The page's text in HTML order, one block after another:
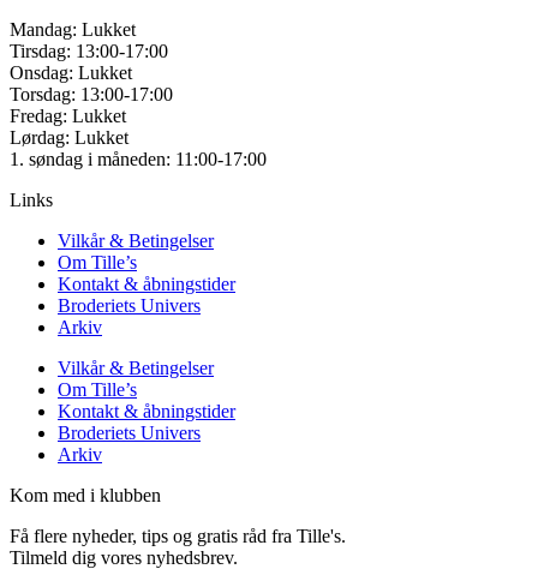
Mandag: Lukket
Tirsdag: 13:00-17:00
Onsdag: Lukket
Torsdag: 13:00-17:00
Fredag: Lukket
Lørdag: Lukket
1. søndag i måneden: 11:00-17:00
Links
Vilkår & Betingelser
Om Tille’s
Kontakt & åbningstider
Broderiets Univers
Arkiv
Vilkår & Betingelser
Om Tille’s
Kontakt & åbningstider
Broderiets Univers
Arkiv
Kom med i klubben
Få flere nyheder, tips og gratis råd fra Tille's.
Tilmeld dig vores nyhedsbrev.